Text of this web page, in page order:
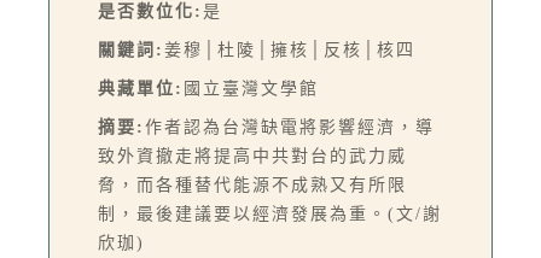
是否數位化: 是
關鍵詞: 姜穆│杜陵│擁核│反核│核四
典藏單位: 國立臺灣文學館
摘要: 作者認為台灣缺電將影響經濟，導
致外資撤走將提高中共對台的武力威
脅，而各種替代能源不成熟又有所限
制，最後建議要以經濟發展為重。(文/謝
欣珈)